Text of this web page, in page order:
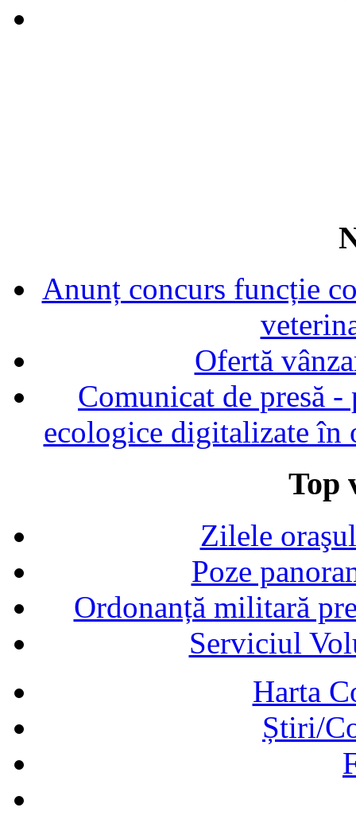
Anunț concurs funcție
Ofertă
Comunicat de presă
ecologice digitalizate în
Top
Zilele
Poze
Ordonanță militară
Serviciul
Harta
Știri/